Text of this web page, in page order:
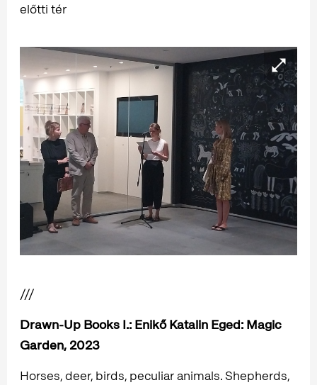
előtti tér
///
Drawn-Up Books I.: Enikő Katalin Eged: Magic
Garden, 2023
Horses, deer, birds, peculiar animals. Shepherds,